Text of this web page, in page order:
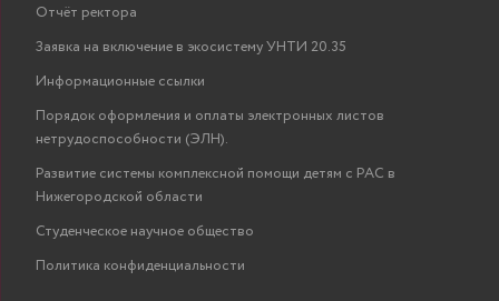
Отчёт ректора
Заявка на включение в экосистему УНТИ 20.35
Информационные ссылки
Порядок оформления и оплаты электронных листов
нетрудоспособности (ЭЛН).
Развитие системы комплексной помощи детям с РАС в
Нижегородской области
Студенческое научное общество
Политика конфиденциальности